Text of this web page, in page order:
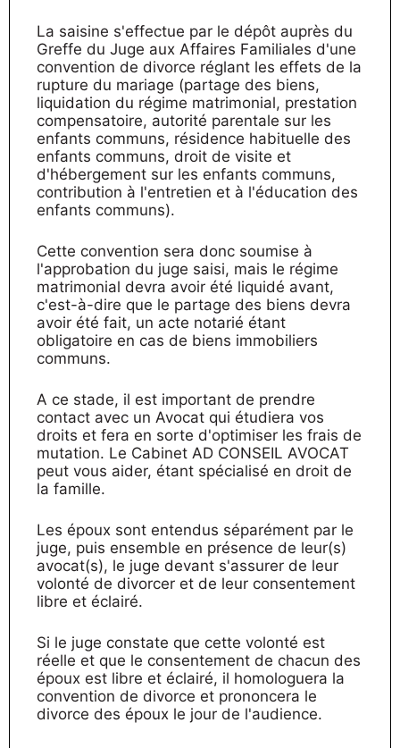
La saisine s'effectue par le dépôt auprès du
Greffe du Juge aux Affaires Familiales d'une
convention de divorce réglant les effets de la
rupture du mariage (partage des biens,
liquidation du régime matrimonial, prestation
compensatoire, autorité parentale sur les
enfants communs, résidence habituelle des
enfants communs, droit de visite et
d'hébergement sur les enfants communs,
contribution à l'entretien et à l'éducation des
enfants communs).
Cette convention sera donc soumise à
l'approbation du juge saisi, mais le régime
matrimonial devra avoir été liquidé avant,
c'est-à-dire que le partage des biens devra
avoir été fait, un acte notarié étant
obligatoire en cas de biens immobiliers
communs.
A ce stade, il est important de prendre
contact avec un Avocat qui étudiera vos
droits et fera en sorte d'optimiser les frais de
mutation. Le Cabinet AD CONSEIL AVOCAT
peut vous aider, étant spécialisé en droit de
la famille.
Les époux sont entendus séparément par le
juge, puis ensemble en présence de leur(s)
avocat(s), le juge devant s'assurer de leur
volonté de divorcer et de leur consentement
libre et éclairé.
Si le juge constate que cette volonté est
réelle et que le consentement de chacun des
époux est libre et éclairé, il homologuera la
convention de divorce et prononcera le
divorce des époux le jour de l'audience.